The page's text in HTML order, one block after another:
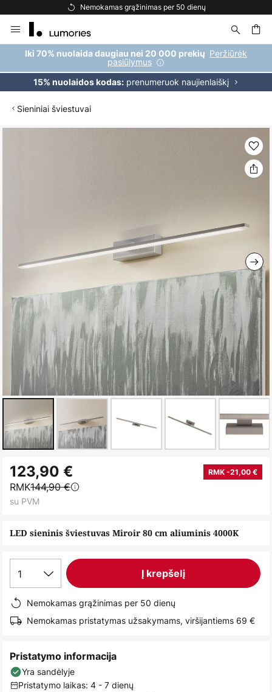
Nemokamas grąžinimas per 50 dienų
to
Content
Iki 70% nuolaida daugiau nei 20 000 prekių Peržiūrėk
pasiūlymus
15% nuolaidos kodas:prenumeruok naujienlaiškį
Sieniniai šviestuvai
to
the
beginning
the
LED sieninis šviestuvas Miroir 80 cm aliuminis 4000K
123,90 € RMK -21,00 €
RMK144,90 €
su PVM
1 Į krepšelį
Nemokamas grąžinimas per 50 dienų
Nemokamas pristatymas užsakymams, viršijantiems 69 €
Pristatymo informacija
Yra sandėlyje
Pristatymo laikas: 4 - 7 dienų